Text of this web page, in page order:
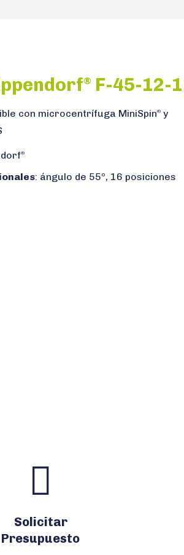
® F-45-12-
con microcentrífuga MiniSpin®y
®
: ángulo de 55º, 16 posiciones
Solicitar
Presupuesto